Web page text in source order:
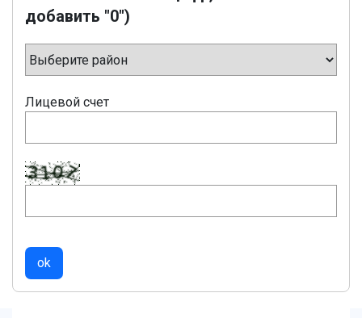
добавить "0")
Лицевой счет